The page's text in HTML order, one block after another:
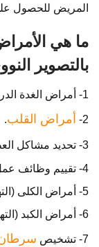
المريض للحصول
ما هي
بالتصوير
1- أمراض الغدة الدرقية (فرط أو قصور نشاط).
2- أمراض القلب.
3- تحديد مشاكل العظام (
4- تقييم وظائف عمل الرئتين (تحديد مشاكل التنفس وتدفُّق الدم).
5- أمراض الكلى (التهابات، رصد التضيُّقات المثانية).
6- أمراض الكبد (التهاب المرارة، انسداد القناة الصفراوية).
7- تشخيص سرطان